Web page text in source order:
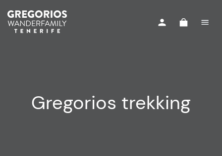
Gregorios trekking